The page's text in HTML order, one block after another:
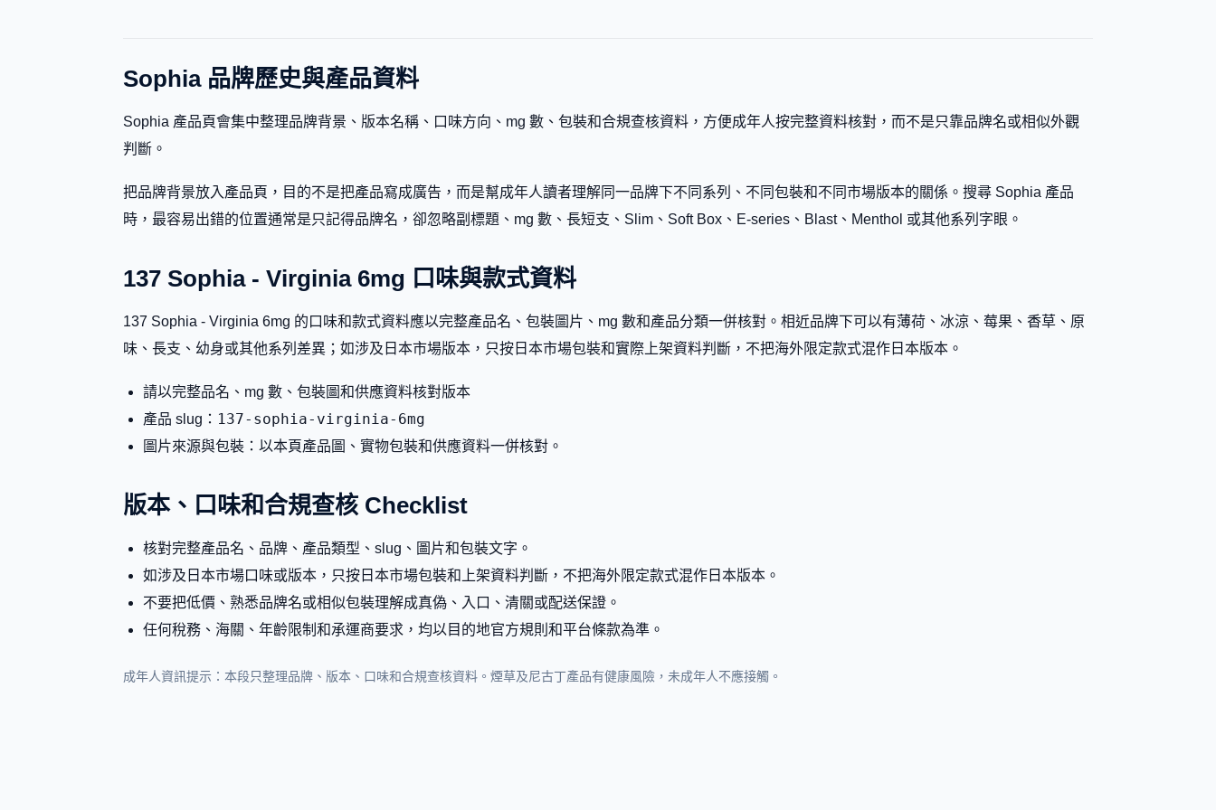
Sophia 品牌歷史與產品資料
Sophia 產品頁會集中整理品牌背景、版本名稱、口味方向、mg 數、包裝和合規查核資料，方便成年人按完整資料核對，而不是只靠品牌名或相似外觀
判斷。
把品牌背景放入產品頁，目的不是把產品寫成廣告，而是幫成年人讀者理解同一品牌下不同系列、不同包裝和不同市場版本的關係。搜尋 Sophia 產品
時，最容易出錯的位置通常是只記得品牌名，卻忽略副標題、mg 數、長短支、Slim、Soft Box、E-series、Blast、Menthol 或其他系列字眼。
137 Sophia - Virginia 6mg 口味與款式資料
137 Sophia - Virginia 6mg 的口味和款式資料應以完整產品名、包裝圖片、mg 數和產品分類一併核對。相近品牌下可以有薄荷、冰涼、莓果、香草、原
味、長支、幼身或其他系列差異；如涉及日本市場版本，只按日本市場包裝和實際上架資料判斷，不把海外限定款式混作日本版本。
請以完整品名、mg 數、包裝圖和供應資料核對版本
產品 slug： 137-sophia-virginia-6mg
圖片來源與包裝：以本頁產品圖、實物包裝和供應資料一併核對。
版本、口味和合規查核 Checklist
核對完整產品名、品牌、產品類型、slug、圖片和包裝文字。
如涉及日本市場口味或版本，只按日本市場包裝和上架資料判斷，不把海外限定款式混作日本版本。
不要把低價、熟悉品牌名或相似包裝理解成真偽、入口、清關或配送保證。
任何稅務、海關、年齡限制和承運商要求，均以目的地官方規則和平台條款為準。
成年人資訊提示：本段只整理品牌、版本、口味和合規查核資料。煙草及尼古丁產品有健康風險，未成年人不應接觸。